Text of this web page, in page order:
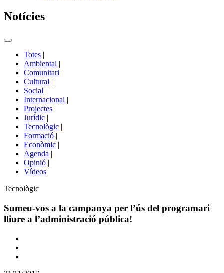
Notícies
Commutador
portals
Totes |
Ambiental |
Comunitari |
Cultural |
Social |
Internacional |
Projectes |
Jurídic |
Tecnològic |
Formació |
Econòmic |
Agenda |
Opinió |
Vídeos
Àmbit
la
notícia
Tecnològic
Sumeu-vos a la campanya per l’ús del programari
lliure a l’administració pública!
Comparteix